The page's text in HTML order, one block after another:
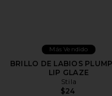
Más Vendido
BRILLO DE LABIOS
LIP GLAZE
Stila
$24